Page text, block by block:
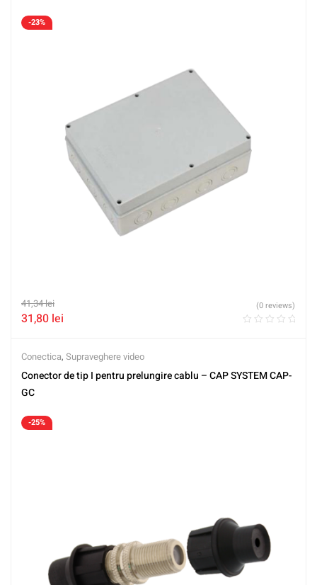
-23%
41,34lei
31,80 lei
(0 reviews)
Conectica, Supraveghere video
Conector de tip I pentru prelungire cablu – CAP SYSTEM CAP-
GC
-25%